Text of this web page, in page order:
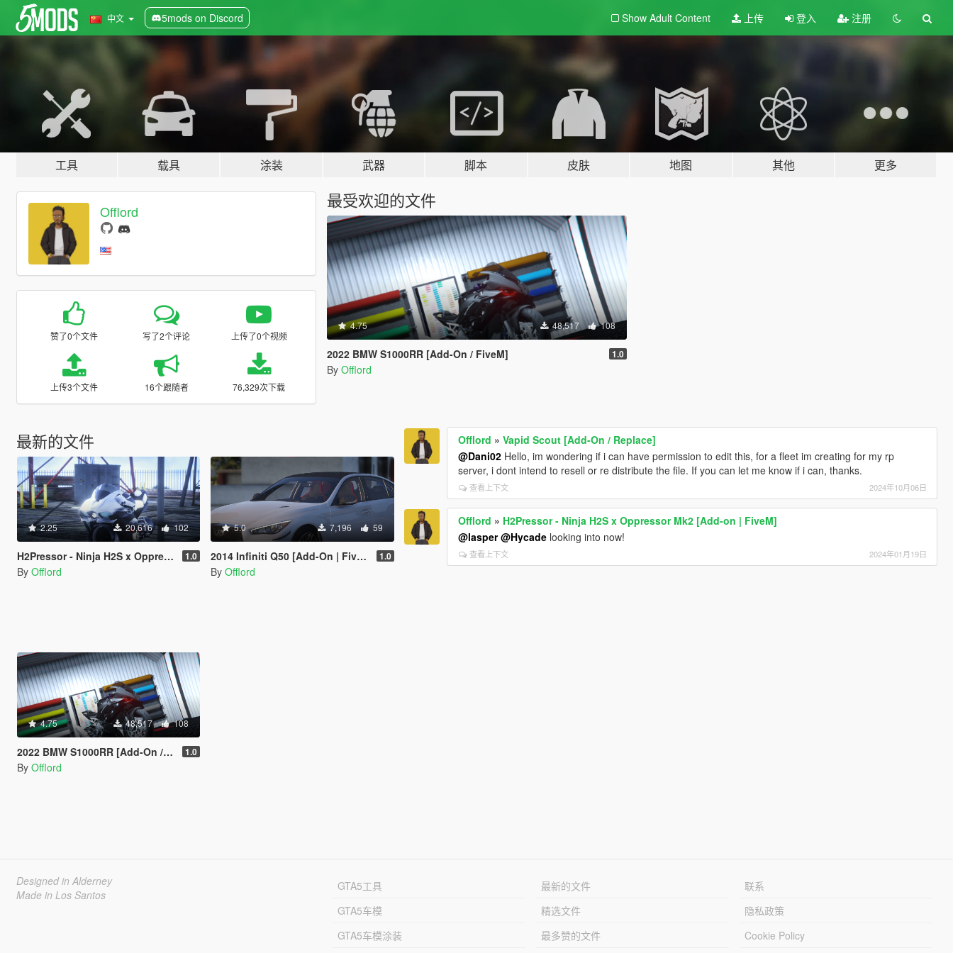
中文 5mods on Discord Show Adult Content 上传 登入 注册
工具 载具 涂装 武器 脚本 皮肤 地图 其他 更多
Offlord
赞了0个文件 写了2个评论 上传了0个视频
上传3个文件 16个跟随者 76,329次下载
最受欢迎的文件
4.75 48,517 108
2022 BMW S1000RR [Add-On / FiveM] 1.0
By Offlord
最新的文件
2.25 20,616 102
H2Pressor - Ninja H2S x Oppressor Mk2 [Add-on | FiveM] 1.0
By Offlord
5.0 7,196 59
2014 Infiniti Q50 [Add-On | FiveM] 1.0
By Offlord
4.75 48,517 108
2022 BMW S1000RR [Add-On / FiveM] 1.0
By Offlord
Offlord »Vapid Scout [Add-On / Replace]
@Dani02 Hello, im wondering if i can have permission to edit this, for a fleet im creating for my rp
server, i dont intend to resell or re distribute the file. If you can let me know if i can, thanks.
查看上下文 2024年10月06日
Offlord » H2Pressor - Ninja H2S x Oppressor Mk2 [Add-on | FiveM]
@lasper @Hycade looking into now!
查看上下文 2024年01月19日
Designed in Alderney
Made in Los Santos
GTA5工具
GTA5车模
GTA5车模涂装
最新的文件
精选文件
最多赞的文件
联系
隐私政策
Cookie Policy